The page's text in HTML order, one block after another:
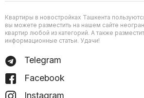
Квартиры в новостройках Ташкента
вы можете разместить на нашем сайте
квартир любой из категорий. А также
информационные статьи. Удачи!
Telegram
Facebook
Instagram